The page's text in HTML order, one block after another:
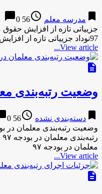
bookmark مدرسه معلم access_time
56 years ago
chat_bubble0
جزییاتی تازه از افزایش
97نوداد جزییاتی تازه از افزایش حقوق معلمان در لایحه …
View article...
description
وضعیت رتبه‌بندی
bookmark دسته‌بندی نشده access_time
56 years ago
0
معلمان در بودجه ۹۷
View article...
description